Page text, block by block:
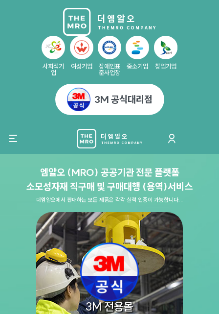
사회적기
업
여성기업
장애인표
준사업장
중소기업 창업기업
3M 공식대리점
엠알오 (MRO) 공공기관 전문 플랫폼
소모성자재 직구매 및 구매대행 (용역)서비스
더엠알오에서 판매하는 모든 제품은 각각 실적 인증이 가능합니다. .
3M 전용몰